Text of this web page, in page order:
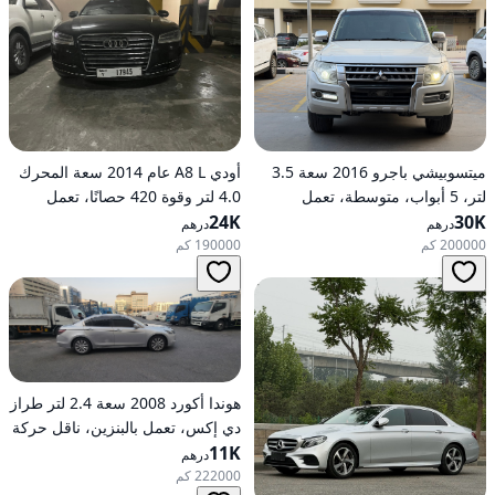
ميتسوبيشي باجرو 2016 سعة 3.5
لتر، 5 أبواب، متوسطة، تعمل
بالبنزين، أوتوماتيكية، دفع رباعي
30Kدرهم
200000 كم
أودي A8 L عام 2014 سعة المحرك
4.0 لتر وقوة 420 حصانًا، تعمل
بالبنزين، ناقل حركة أوتوماتيكي، دفع
كلي للعجلات
24Kدرهم
190000 كم
هوندا أكورد 2008 سعة 2.4 لتر طراز
دي إكس، تعمل بالبنزين، ناقل حركة
أوتوماتيكي، دفع أمامي
11Kدرهم
222000 كم